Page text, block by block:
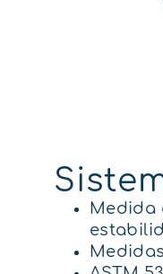
Medida